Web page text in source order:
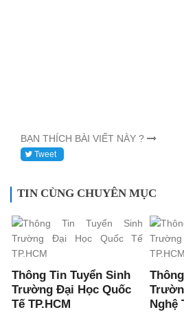
BẠN THÍCH BÀI VIẾT NÀY ?
Tweet
TIN CÙNG CHUYÊN MỤC
Thông Tin Tuyển Sinh
Trường Đại Học Quốc
Tế TP.HCM
Nghệ